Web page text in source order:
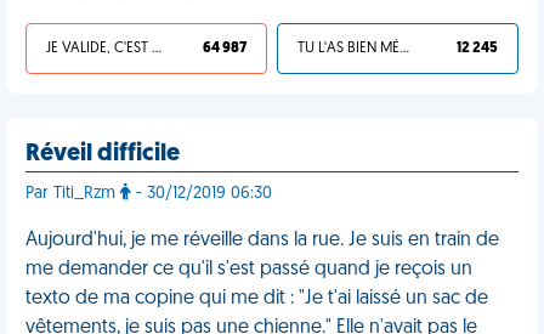
JE VALIDE, C'EST UNE VDM 64 987 TU L'AS BIEN MÉRITÉ 12 245
Réveil difficile
Par Titi_Rzm - 30/12/2019 06:30
Aujourd'hui, je me réveille dans la rue. Je suis en train de
me demander ce qu'il s'est passé quand je reçois un
texto de ma copine qui me dit : "Je t'ai laissé un sac de
vêtements, je suis pas une chienne." Elle n'avait pas le